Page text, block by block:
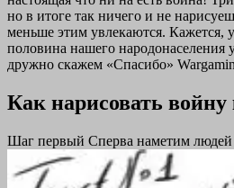
но в итоге так ничего и не
меньше этим увлекаются. Кажется,
половина нашего
дружно скажем «Спасибо»
Как нарисовать
Шаг первый Сперва наметим